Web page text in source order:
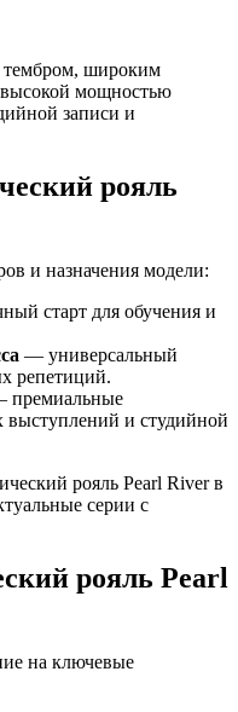
широким
мощностью
записи и
рояль
и назначения модели:
старт для обучения и
— универсальный
репетиций.
премиальные
и студийной
рояль Pearl River в
серии с
рояль Pearl
на ключевые